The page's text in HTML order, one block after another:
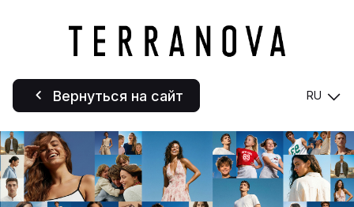
Вернуться на сайт RU